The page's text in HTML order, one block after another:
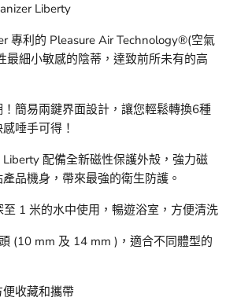
Liberty
專利的 Pleasure Air Technology®(空氣
最細小敏感的陰蒂，達致前所未有的高
簡易兩鍵界面設計，讓您輕鬆轉換6種
唾手可得！
配備全新磁性保護外殻，強力磁
品機身，帶來最強的衛生防護。
1 米的水中使用，暢遊浴室，方便清洗
(10 mm 及 14 mm )，適合不同體型的
收藏和攜帶